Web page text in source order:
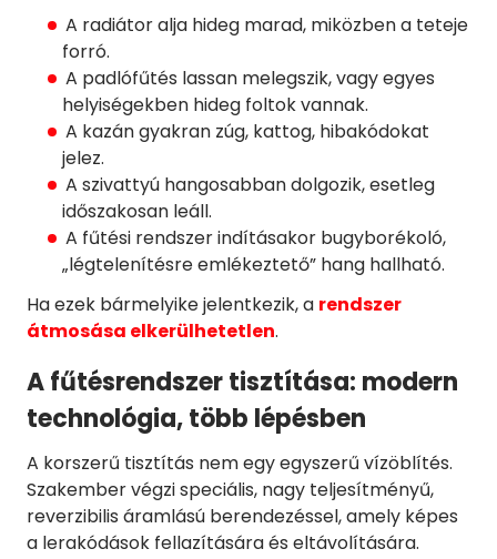
A radiátor alja hideg marad, miközben a teteje
forró.
A padlófűtés lassan melegszik, vagy egyes
helyiségekben hideg foltok vannak.
A kazán gyakran zúg, kattog, hibakódokat
jelez.
A szivattyú hangosabban dolgozik, esetleg
időszakosan leáll.
A fűtési rendszer indításakor bugyborékoló,
„légtelenítésre emlékeztető” hang hallható.
Ha ezek bármelyike jelentkezik, a rendszer
átmosása elkerülhetetlen.
A fűtésrendszer tisztítása: modern
technológia, több lépésben
A korszerű tisztítás nem egy egyszerű vízöblítés.
Szakember végzi speciális, nagy teljesítményű,
reverzibilis áramlású berendezéssel, amely képes
a lerakódások fellazítására és eltávolítására.